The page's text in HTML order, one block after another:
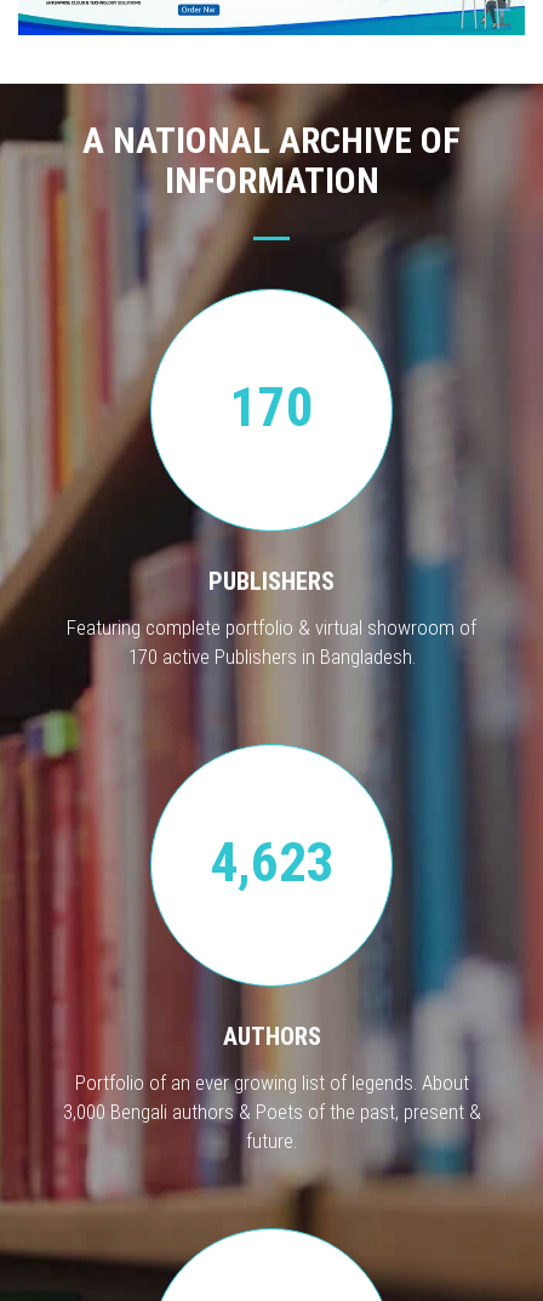
A NATIONAL ARCHIVE OF
INFORMATION
170
PUBLISHERS
Featuring complete portfolio & virtual showroom of
170 active Publishers in Bangladesh.
4,623
AUTHORS
Portfolio of an ever growing list of legends. About
3,000 Bengali authors & Poets of the past, present &
future.